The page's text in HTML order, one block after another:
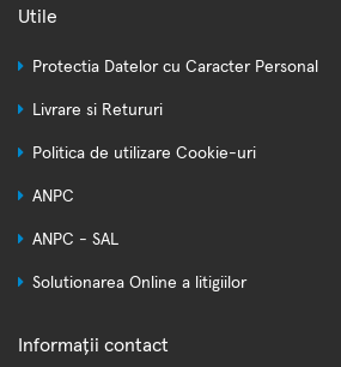
Utile
Protectia Datelor cu Caracter Personal
Livrare si Retururi
Politica de utilizare Cookie-uri
ANPC
ANPC - SAL
Solutionarea Online a litigiilor
Informații contact